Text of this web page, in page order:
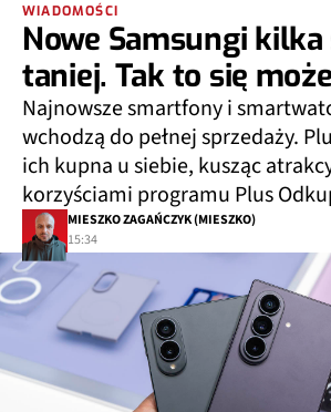
WIADOMOŚCI
Nowe Samsungi
taniej. Tak to się
Najnowsze smartfony i
wchodzą do pełnej sprzedaży.
ich kupna u siebie, kusząc
korzyściami programu Plus
MIESZKO ZAGAŃCZYK (MIESZKO)
15:34